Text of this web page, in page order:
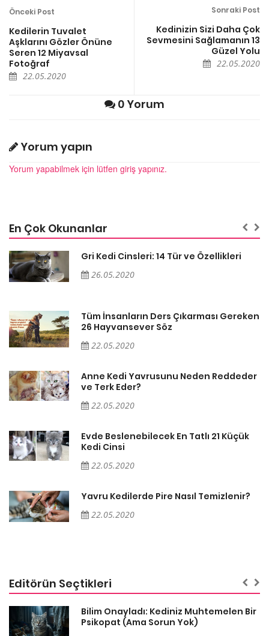
Önceki Post
Kedilerin Tuvalet
Aşklarını Gözler Önüne
Seren 12 Miyavsal
Fotoğraf
22.05.2020
Sonraki Post
Kedinizin Sizi Daha Çok
Sevmesini Sağlamanın 13
Güzel Yolu
22.05.2020
0 Yorum
Yorum yapın
Yorum yapabilmek için lütfen giriş yapınız.
En Çok Okunanlar
Gri Kedi Cinsleri: 14 Tür ve Özellikleri
26.05.2020
Tüm İnsanların Ders Çıkarması Gereken
26 Hayvansever Söz
22.05.2020
Anne Kedi Yavrusunu Neden Reddeder
ve Terk Eder?
22.05.2020
Evde Beslenebilecek En Tatlı 21 Küçük
Kedi Cinsi
22.05.2020
Yavru Kedilerde Pire Nasıl Temizlenir?
22.05.2020
Editörün Seçtikleri
Bilim Onayladı: Kediniz Muhtemelen Bir
Psikopat (Ama Sorun Yok)